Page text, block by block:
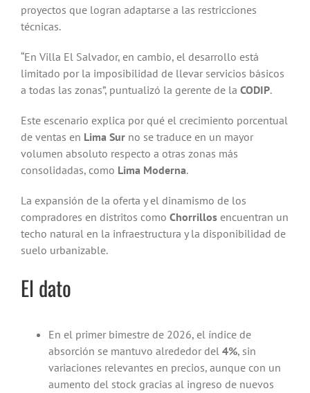
proyectos que logran adaptarse a las restricciones
técnicas.
“En Villa El Salvador, en cambio, el desarrollo está
limitado por la imposibilidad de llevar servicios básicos
a todas las zonas”, puntualizó la gerente de la CODIP.
Este escenario explica por qué el crecimiento porcentual
de ventas en Lima Sur no se traduce en un mayor
volumen absoluto respecto a otras zonas más
consolidadas, como Lima Moderna.
La expansión de la oferta y el dinamismo de los
compradores en distritos como Chorrillos encuentran un
techo natural en la infraestructura y la disponibilidad de
suelo urbanizable.
El dato
En el primer bimestre de 2026, el índice de
absorción se mantuvo alrededor del 4%, sin
variaciones relevantes en precios, aunque con un
aumento del stock gracias al ingreso de nuevos